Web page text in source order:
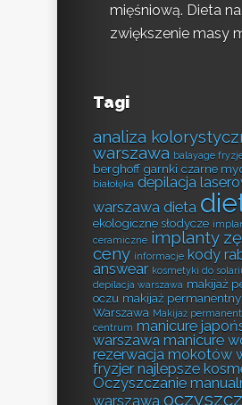
mięśniową. Dieta na
zwiększenie masy
Tagi
analiza
warszawa balayage
berghoff garnki czarne
białołęka depilacja
warszawa dieta
ekologiczne słodycze
ceramiczne implanty
ceny informacje kody
answear kosmetyki do
depilacja warszawa makijaż
oczu makijaż
Warszawa Makijaż
centrum manicure
warszawa manicure
rezerwacja mokotów
fryzjer najlepsze
Oczyszczanie
warszawa